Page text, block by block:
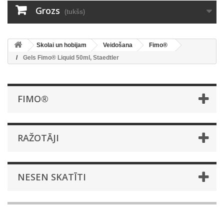
Grozs (tukšs)
Skolai un hobijam Veidošana
Fimo®
Gels Fimo® Liquid 50ml, Staedtler
FIMO®
RAŽOTĀJI
NESEN SKATĪTI